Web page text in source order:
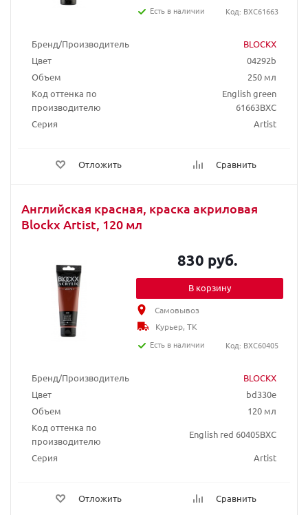
Бренд/Производитель
BLOCKX
Цвет
04292b
Объем
250 мл
Код оттенка по
производителю
English green
61663BXC
Серия
Artist
Отложить Сравнить
Есть в наличии
Код: BXC61663
Английская красная, краска акриловая
Blockx Artist, 120 мл
Бренд/Производитель
BLOCKX
Цвет
bd330e
Объем
120 мл
Код оттенка по
производителю
English red 60405BXC
Серия
Artist
Отложить Сравнить
830 руб.
В корзину
Самовывоз
Курьер, ТК
Есть в наличии
Код: BXC60405